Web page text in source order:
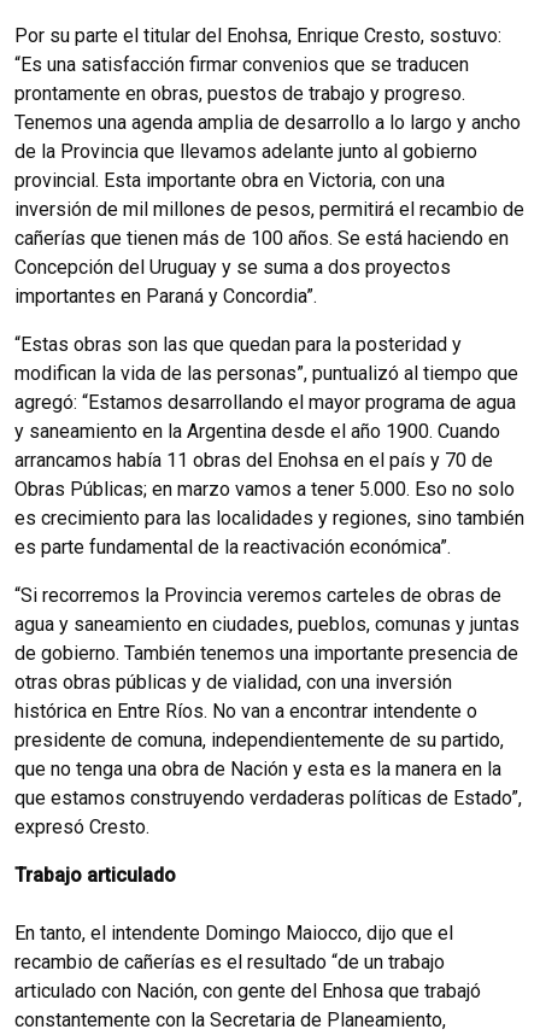
Por su parte el titular del Enohsa, Enrique Cresto, sostuvo:
“Es una satisfacción firmar convenios que se traducen
prontamente en obras, puestos de trabajo y progreso.
Tenemos una agenda amplia de desarrollo a lo largo y ancho
de la Provincia que llevamos adelante junto al gobierno
provincial. Esta importante obra en Victoria, con una
inversión de mil millones de pesos, permitirá el recambio de
cañerías que tienen más de 100 años. Se está haciendo en
Concepción del Uruguay y se suma a dos proyectos
importantes en Paraná y Concordia”.
“Estas obras son las que quedan para la posteridad y
modifican la vida de las personas”, puntualizó al tiempo que
agregó: “Estamos desarrollando el mayor programa de agua
y saneamiento en la Argentina desde el año 1900. Cuando
arrancamos había 11 obras del Enohsa en el país y 70 de
Obras Públicas; en marzo vamos a tener 5.000. Eso no solo
es crecimiento para las localidades y regiones, sino también
es parte fundamental de la reactivación económica”.
“Si recorremos la Provincia veremos carteles de obras de
agua y saneamiento en ciudades, pueblos, comunas y juntas
de gobierno. También tenemos una importante presencia de
otras obras públicas y de vialidad, con una inversión
histórica en Entre Ríos. No van a encontrar intendente o
presidente de comuna, independientemente de su partido,
que no tenga una obra de Nación y esta es la manera en la
que estamos construyendo verdaderas políticas de Estado”,
expresó Cresto.
Trabajo articulado
En tanto, el intendente Domingo Maiocco, dijo que el
recambio de cañerías es el resultado “de un trabajo
articulado con Nación, con gente del Enhosa que trabajó
constantemente con la Secretaria de Planeamiento,